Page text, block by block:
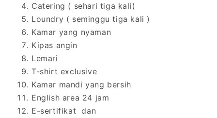
Catering ( sehari tiga kali)
Loundry ( seminggu tiga kali )
Kamar yang nyaman
Kipas angin
Lemari
T-shirt exclusive
Kamar mandi yang bersih
English area 24 jam
E-sertifikat dan